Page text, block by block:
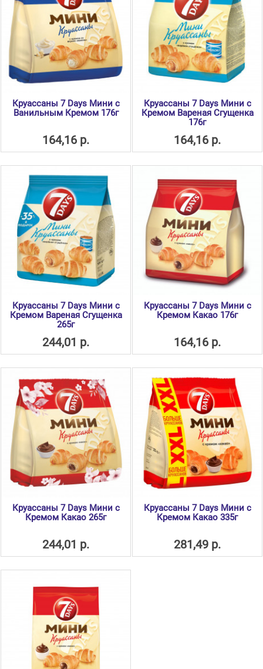
Круассаны 7 Days Мини с
Ванильным Кремом 176г
164,16 р.
Круассаны 7 Days Мини с
Кремом Вареная Сгущенка
176г
164,16 р.
Круассаны 7 Days Мини с
Кремом Вареная Сгущенка
265г
244,01 р.
Круассаны 7 Days Мини с
Кремом Какао 176г
164,16 р.
Круассаны 7 Days Мини с
Кремом Какао 265г
244,01 р.
Круассаны 7 Days Мини с
Кремом Какао 335г
281,49 р.